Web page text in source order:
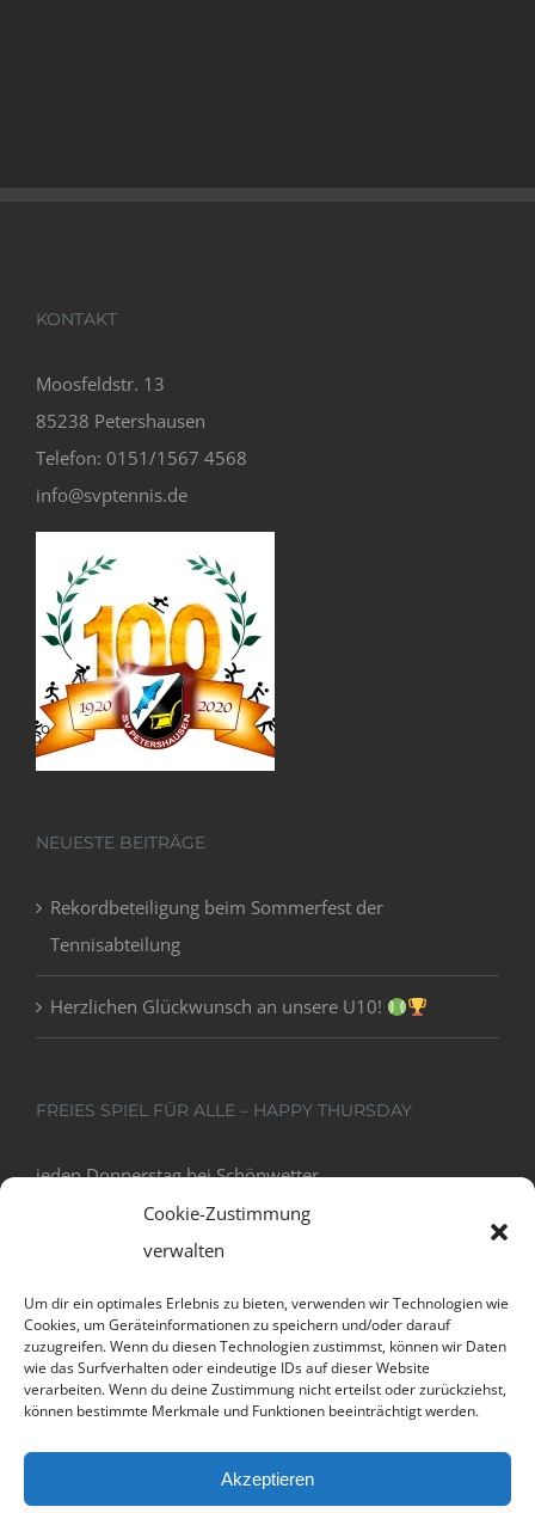
Cookie-Zustimmung
verwalten
Um dir ein optimales Erlebnis zu bieten, verwenden wir Technologien wie
Cookies, um Geräteinformationen zu speichern und/oder darauf
zuzugreifen. Wenn du diesen Technologien zustimmst, können wir Daten
wie das Surfverhalten oder eindeutige IDs auf dieser Website
verarbeiten. Wenn du deine Zustimmung nicht erteilst oder zurückziehst,
können bestimmte Merkmale und Funktionen beeinträchtigt werden.
Akzeptieren
KONTAKT
Moosfeldstr. 13
85238 Petershausen
Telefon: 0151/1567 4568
info@svptennis.de
NEUESTE BEITRÄGE
Rekordbeteiligung beim Sommerfest der
Tennisabteilung
Herzlichen Glückwunsch an unsere U10!
FREIES SPIEL FÜR ALLE – HAPPY THURSDAY
jeden Donnerstag bei Schönwetter
18:00 - 20:00
Datenschutz und Cookies: Diese Website verwendet Cookies. Wenn du